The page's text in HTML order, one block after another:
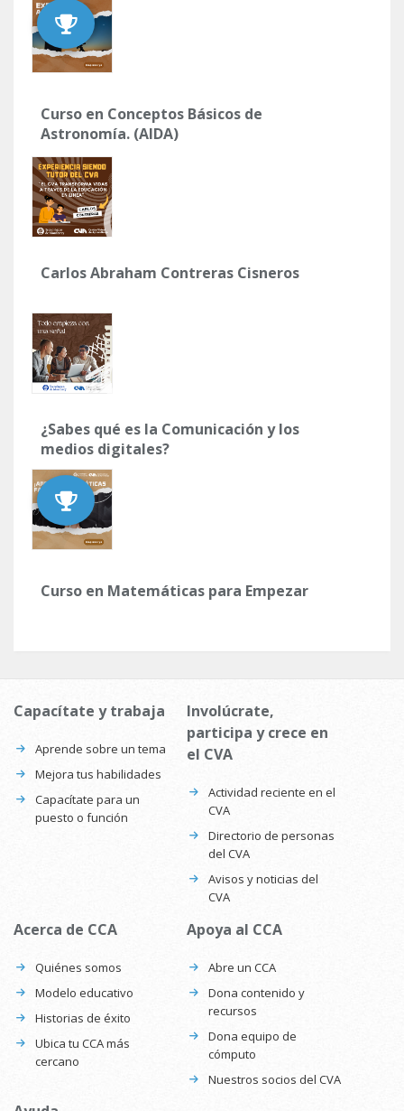
Curso en Conceptos Básicos de
Astronomía. (AIDA)
Carlos Abraham Contreras Cisneros
¿Sabes qué es la Comunicación y los
medios digitales?
Curso en Matemáticas para Empezar
Capacítate y trabaja
Aprende sobre un tema
Mejora tus habilidades
Capacítate para un
puesto o función
Involúcrate,
participa y crece en
el CVA
Actividad reciente en el
CVA
Directorio de personas
del CVA
Avisos y noticias del
CVA
Acerca de CCA
Quiénes somos
Modelo educativo
Historias de éxito
Ubica tu CCA más
cercano
Apoya al CCA
Abre un CCA
Dona contenido y
recursos
Dona equipo de
cómputo
Nuestros socios del CVA